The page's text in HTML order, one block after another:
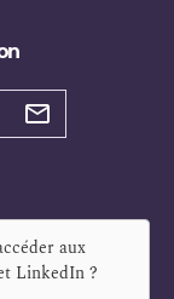
aux
LinkedIn?